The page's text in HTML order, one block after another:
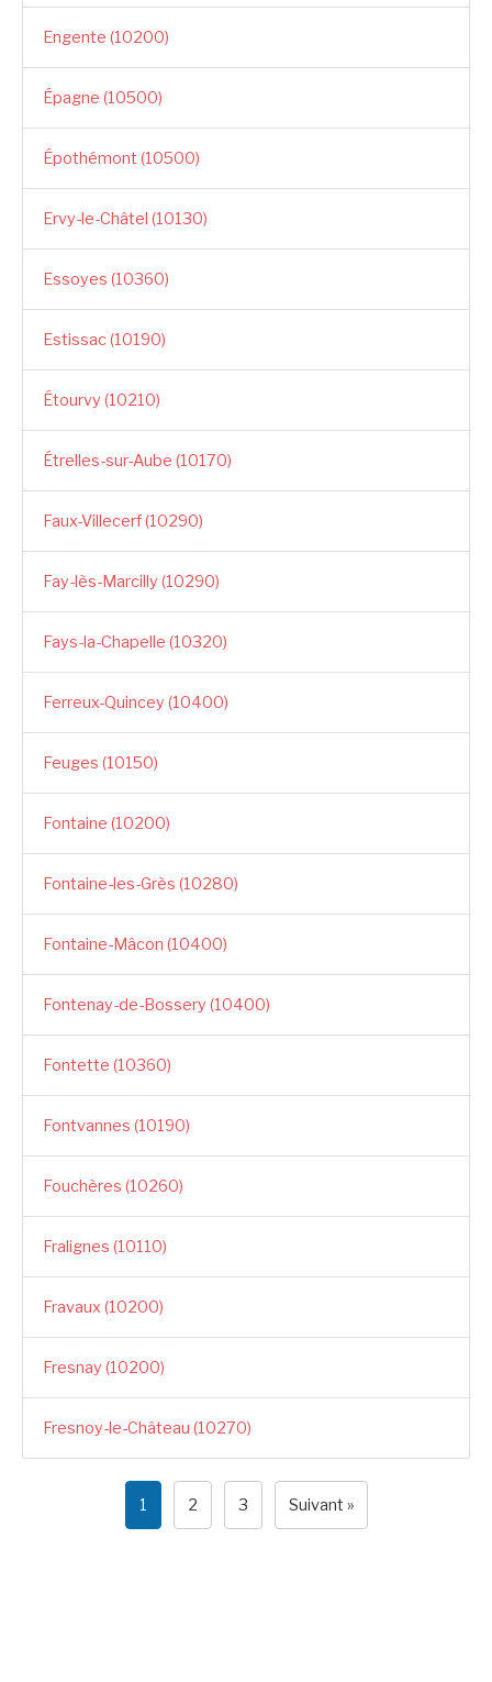
Engente (10200)
Épagne (10500)
Épothémont (10500)
Ervy-le-Châtel (10130)
Essoyes (10360)
Estissac (10190)
Étourvy (10210)
Étrelles-sur-Aube (10170)
Faux-Villecerf (10290)
Fay-lès-Marcilly (10290)
Fays-la-Chapelle (10320)
Ferreux-Quincey (10400)
Feuges (10150)
Fontaine (10200)
Fontaine-les-Grès (10280)
Fontaine-Mâcon (10400)
Fontenay-de-Bossery (10400)
Fontette (10360)
Fontvannes (10190)
Fouchères (10260)
Fralignes (10110)
Fravaux (10200)
Fresnay (10200)
Fresnoy-le-Château (10270)
1 2 3 Suivant »